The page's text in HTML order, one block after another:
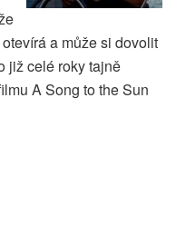
a může si dovolit
již celé roky tajně
A Song to the Sun